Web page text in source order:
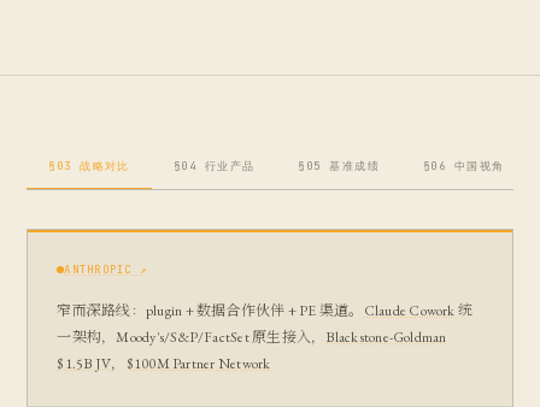
§03 战略对比 §04 行业产品 §05 基准成绩 §06 中国视角
ANTHROPIC ↗
窄而深路线：plugin + 数据合作伙伴 + PE 渠道。 Claude Cowork统
一架构，Moody's/S&P/FactSet 原生接入， Blackstone-Goldman
$1.5B JV， $100M Partner Network